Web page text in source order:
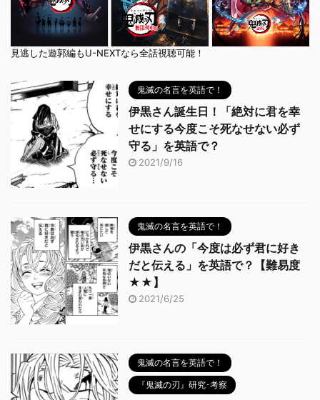
見逃した遊郭編もU-NEXTなら全話視聴可能！
鬼滅の名言を英語で！
伊黒さん誕生日！「絶対に君を幸
せにする今度こそ死なせない必ず
守る」を英語で？
2021/9/16
鬼滅の名言を英語で！
伊黒さんの「今度は必ず君に好き
だと伝える」を英語で？【難易度
★★】
2021/6/25
鬼滅の名言を英語で！
『鬼滅の刃』研究･考察